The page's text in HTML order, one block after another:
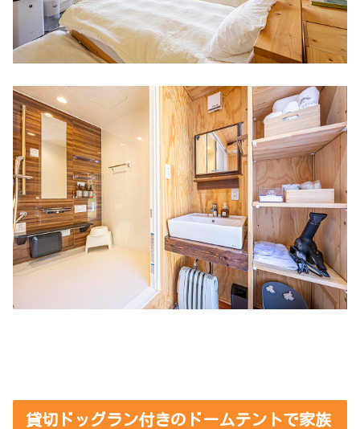
貸切ドッグラン付きのドームテントで家族